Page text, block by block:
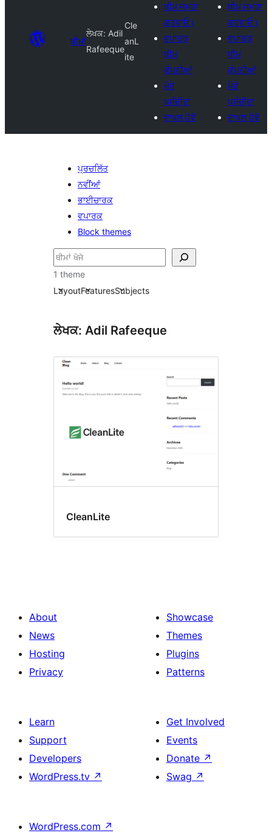
ਥੀਮਾਂ
ਲੇਖਕ: Adil
Rafeeque
Cle
anL
ite
ਥੀਮ ਜਮ੍ਹਾ
ਕਰਵਾਓ।
ਵਪਾਰਕ
ਥੀਮ
ਕੰਪਨੀਆਂ
ਮੇਰੇ
ਪਸੰਦੀਦਾ
ਦਾਖਲ ਹੋਵੋ
ਥੀਮ ਜਮ੍ਹਾ
ਕਰਵਾਓ।
ਵਪਾਰਕ
ਥੀਮ
ਕੰਪਨੀਆਂ
ਮੇਰੇ
ਪਸੰਦੀਦਾ
ਦਾਖਲ ਹੋਵੋ
ਪ੍ਰਚਲਿੱਤ
ਨਵੀਂਆਂ
ਭਾਈਚਾਰਕ
ਵਪਾਰਕ
Block themes
ਖੋਜੋ
1 theme
LayoutFeaturesSubjects
ਲੇਖਕ: Adil Rafeeque
CleanLite
About
News
Hosting
Privacy
Showcase
Themes
Plugins
Patterns
Learn
Support
Developers
WordPress.tv ↗
Get Involved
Events
Donate ↗
Swag ↗
WordPress.com ↗